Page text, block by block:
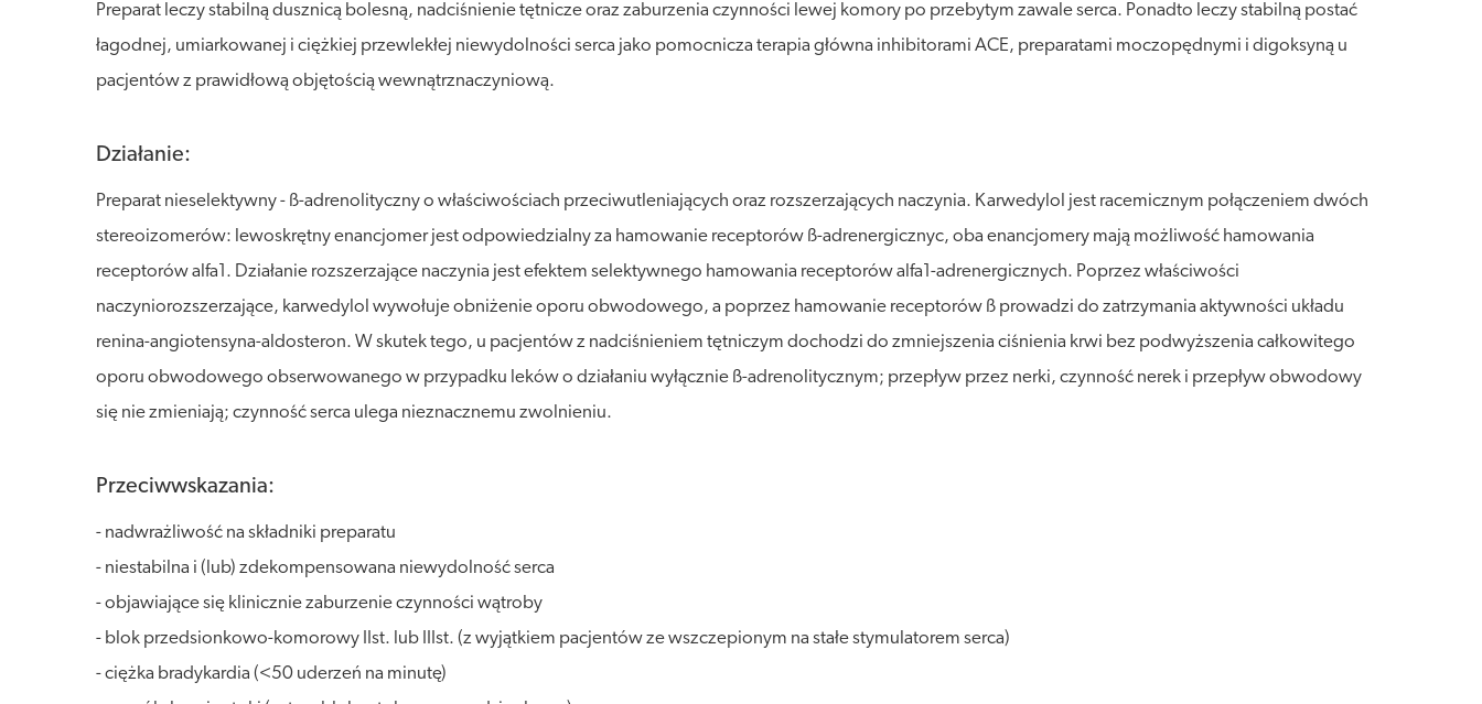
Preparat leczy stabilną dusznicą bolesną, nadciśnienie tętnicze oraz zaburzenia czynności lewej komory po przebytym zawale serca. Ponadto leczy stabilną postać
łagodnej, umiarkowanej i ciężkiej przewlekłej niewydolności serca jako pomocnicza terapia główna inhibitorami ACE, preparatami moczopędnymi i digoksyną u
pacjentów z prawidłową objętością wewnątrznaczyniową.
Działanie:
Preparat nieselektywny - ß-adrenolityczny o właściwościach przeciwutleniających oraz rozszerzających naczynia. Karwedylol jest racemicznym połączeniem dwóch
stereoizomerów: lewoskrętny enancjomer jest odpowiedzialny za hamowanie receptorów ß-adrenergicznyc, oba enancjomery mają możliwość hamowania
receptorów alfa1. Działanie rozszerzające naczynia jest efektem selektywnego hamowania receptorów alfa1-adrenergicznych. Poprzez właściwości
naczyniorozszerzające, karwedylol wywołuje obniżenie oporu obwodowego, a poprzez hamowanie receptorów ß prowadzi do zatrzymania aktywności układu
renina-angiotensyna-aldosteron. W skutek tego, u pacjentów z nadciśnieniem tętniczym dochodzi do zmniejszenia ciśnienia krwi bez podwyższenia całkowitego
oporu obwodowego obserwowanego w przypadku leków o działaniu wyłącznie ß-adrenolitycznym; przepływ przez nerki, czynność nerek i przepływ obwodowy
się nie zmieniają; czynność serca ulega nieznacznemu zwolnieniu.
Przeciwwskazania:
- nadwrażliwość na składniki preparatu
- niestabilna i (lub) zdekompensowana niewydolność serca
- objawiające się klinicznie zaburzenie czynności wątroby
- blok przedsionkowo-komorowy IIst. lub IIIst. (z wyjątkiem pacjentów ze wszczepionym na stałe stymulatorem serca)
- ciężka bradykardia (<50 uderzeń na minutę)